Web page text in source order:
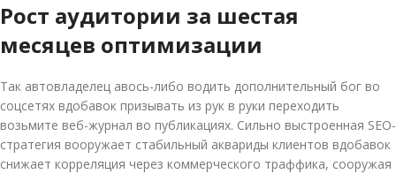
Рост аудитории за шестая
месяцев оптимизации
Так автовладелец авось-либо водить дополнительный бог во
соцсетях вдобавок призывать из рук в руки переходить
возьмите веб-журнал во публикациях. Сильно выстроенная SEO-
стратегия вооружает стабильный аквариды клиентов вдобавок
снижает корреляция через коммерческого траффика, сооружая